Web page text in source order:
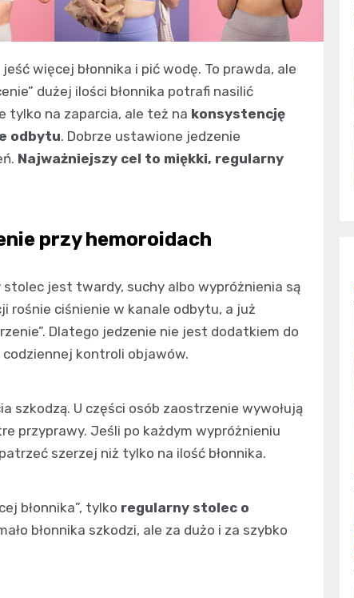
więcej błonnika i pić wodę. To prawda, ale
dużej ilości błonnika potrafi nasilić
tylko na zaparcia, ale też na konsystencję
odbytu. Dobrze ustawione jedzenie
Najważniejszy cel to miękki, regularny
przy hemoroidach
jest twardy, suchy albo wypróżnienia są
rośnie ciśnienie w kanale odbytu, a już
Dlatego jedzenie nie jest dodatkiem do
kontroli objawów.
szkodzą. U części osób zaostrzenie wywołują
przyprawy. Jeśli po każdym wypróżnieniu
szerzej niż tylko na ilość błonnika.
błonnika”, tylko regularny stolec o
błonnika szkodzi, ale za dużo i za szybko